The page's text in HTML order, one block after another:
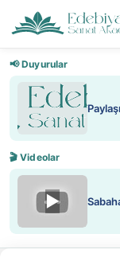
📢 Duyurular
🎬 Videolar
Oluşu